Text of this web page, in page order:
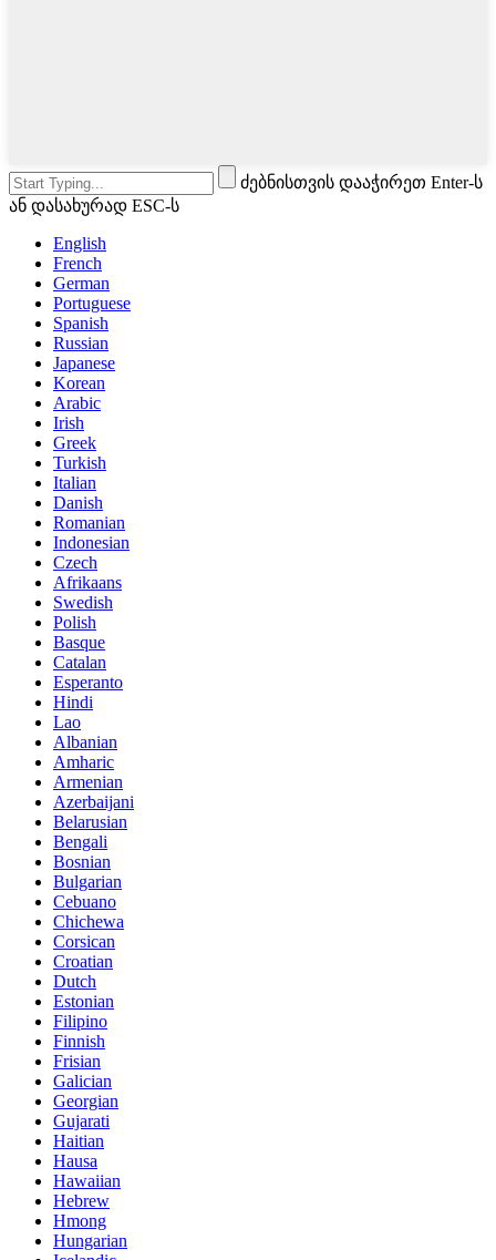
ძებნისთვის დააჭირეთ Enter-ს
ან დასახურად ESC-ს
English
French
German
Portuguese
Spanish
Russian
Japanese
Korean
Arabic
Irish
Greek
Turkish
Italian
Danish
Romanian
Indonesian
Czech
Afrikaans
Swedish
Polish
Basque
Catalan
Esperanto
Hindi
Lao
Albanian
Amharic
Armenian
Azerbaijani
Belarusian
Bengali
Bosnian
Bulgarian
Cebuano
Chichewa
Corsican
Croatian
Dutch
Estonian
Filipino
Finnish
Frisian
Galician
Georgian
Gujarati
Haitian
Hausa
Hawaiian
Hebrew
Hmong
Hungarian